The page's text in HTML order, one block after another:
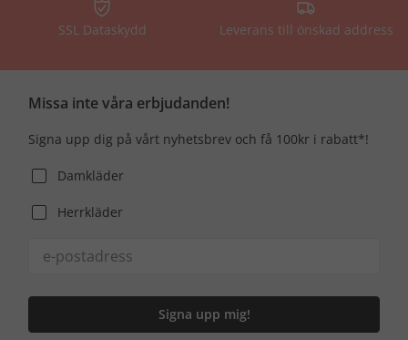
SSL Dataskydd Leverans till önskad address
Missa inte våra erbjudanden!
Signa upp dig på vårt nyhetsbrev och få 100kr i rabatt*!
Damkläder
Herrkläder
Signa upp mig!